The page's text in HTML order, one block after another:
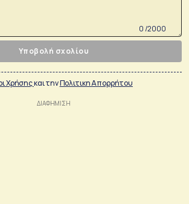
0 /2000
Υποβολή σχολίου
Χρήσηςκαι τηνΠολιτικη Απορρήτου